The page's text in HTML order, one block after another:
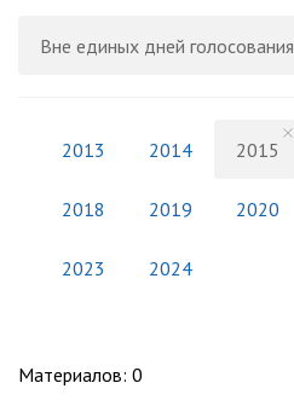
Вне единых дней голосования
2013 2014 2015
2018 2019 2020
2023 2024
Материалов: 0